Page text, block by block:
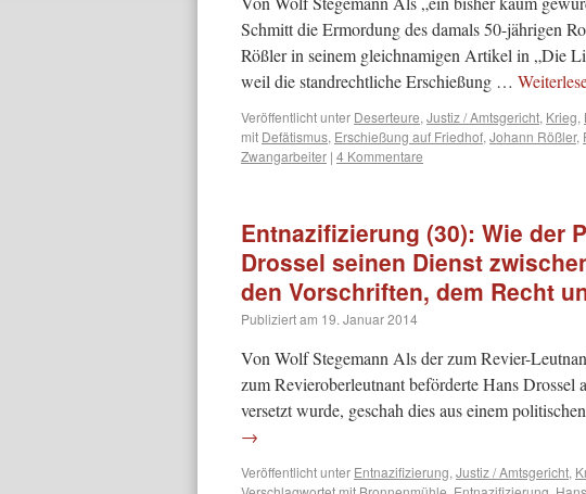
Schmitt die Ermordung des damals 50-jährigen
Rößler in seinem gleichnamigen Artikel in „Die
weil die standrechtliche Erschießung …
Veröffentlicht unter Deserteure, Justiz / Amtsgericht, Krieg,
mit Defätismus, Erschießung auf Friedhof, Johann Rößler,
Zwangarbeiter | 4 Kommentare
Entnazifizierung (30): Wie der
Drossel seinen Dienst
den Vorschriften, dem Recht
Publiziert am 19. Januar 2014
Von Wolf Stegemann Als der zum Revier-
zum Revieroberleutnant beförderte Hans
versetzt wurde, geschah dies aus einem
→
Veröffentlicht unter Entnazifizierung, Justiz / Amtsgericht,